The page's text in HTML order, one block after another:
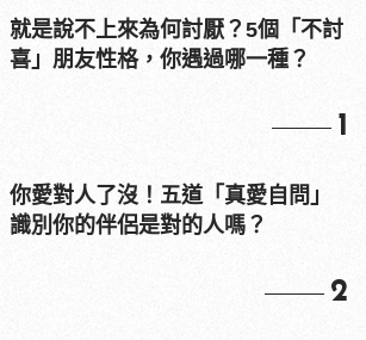
就是說不上來為何討厭？5個「不討
喜」朋友性格，你遇過哪一種？
1
你愛對人了沒！五道「真愛自問」
識別你的伴侶是對的人嗎？
2